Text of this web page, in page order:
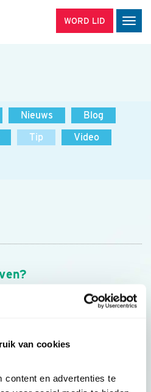
van cookies
content en advertenties te
WORD LID
Nieuws
Blog
Tip
Video
inspiratie, acties en tips
van Vogelbescherming.